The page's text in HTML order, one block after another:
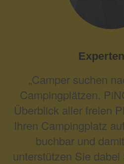
„Camper suchen
Campingplätzen.
Überblick aller freien
Ihren Campingplatz
buchbar und
unterstützen Sie dabei